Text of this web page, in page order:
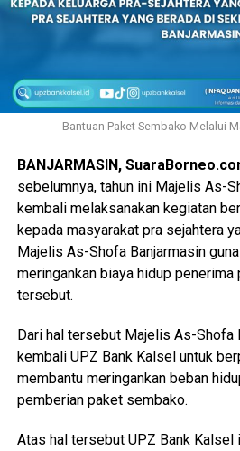
Bantuan Paket Sembako Melalui
BANJARMASIN,
sebelumnya, tahun ini Majelis As-
kembali melaksanakan kegiatan
kepada masyarakat pra sejahtera
Majelis As-Shofa Banjarmasin
meringankan biaya hidup
tersebut.
Dari hal tersebut Majelis As-Shofa
kembali UPZ Bank Kalsel untuk
membantu meringankan beban
pemberian paket sembako.
Atas hal tersebut UPZ Bank Kalsel